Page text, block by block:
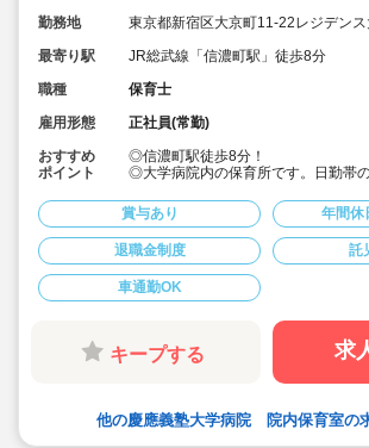
勤務地
東京都新宿区大京町11-22レジデン
最寄り駅
JR総武線「信濃町駅」徒歩8分
職種
保育士
雇用形態
正社員(常勤)
おすすめ
ポイント
◎信濃町駅徒歩8分！
◎大学病院内の保育所です。日勤帯
◎完全週休2日制、年間休日125日と
立しやすい♪
◎福利厚生面、研修等も充実してお
けます♪
◎定員15名とアットホームな保育園♪
関われます！
◎産休育休も取得して復帰される先生
賞与あり 年間休
退職金制度 託
車通勤OK
キープする 求
他の慶應義塾大学病院 院内保育室の